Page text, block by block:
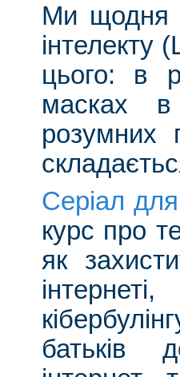
Ми щодня
інтелекту
цього: в
масках в
розумних
Серіал
курс про
як
батьків